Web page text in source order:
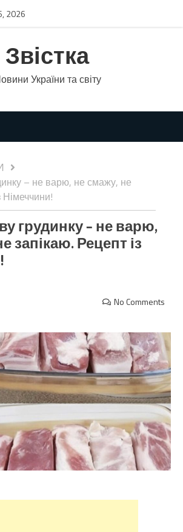
2026
Звістка
України та світу
– не варю, не смажу, не
Німеччини!
грудинку – не варю,
запікаю. Рецепт із
No Comments